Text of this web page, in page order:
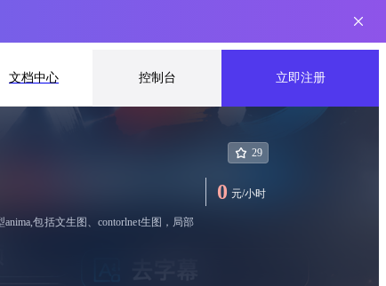
文档中心 控制台 立即注册
包括文生图、contorlnet生图，局部
29
0 元/小时